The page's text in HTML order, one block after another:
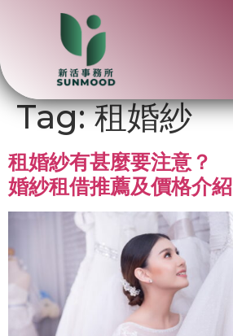
Tag:租婚紗
租婚紗有甚麼要注意？
婚紗租借推薦及價格介紹